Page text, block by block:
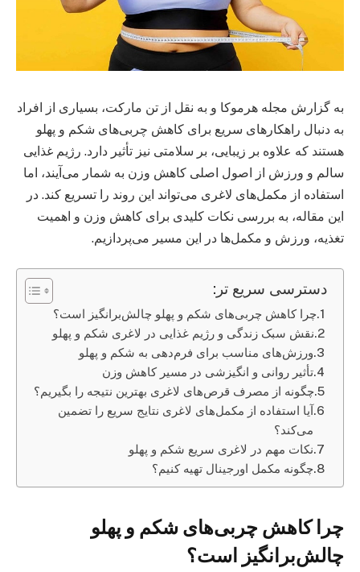
به گزارش مجله هرموکا و به نقل از تن مارکت، بسیاری از افراد
به دنبال راهکارهای سریع برای کاهش چربی‌های شکم و پهلو
هستند که علاوه بر زیبایی، بر سلامتی نیز تأثیر دارد. رژیم غذایی
سالم و ورزش از اصول اصلی کاهش وزن به شمار می‌آیند، اما
استفاده از مکمل‌های لاغری می‌تواند این روند را تسریع کند. در
این مقاله، به بررسی نکات کلیدی برای کاهش وزن و اهمیت
تغذیه، ورزش و مکمل‌ها در این مسیر می‌پردازیم.
دسترسی سریع تر:
چرا کاهش چربی‌های شکم و پهلو چالش‌برانگیز است؟
نقش سبک زندگی و رژیم غذایی در لاغری شکم و پهلو
ورزش‌های مناسب برای فرم‌دهی به شکم و پهلو
تأثیر روانی و انگیزشی در مسیر کاهش وزن
چگونه از مصرف قرص‌های لاغری بهترین نتیجه را بگیریم؟
آیا استفاده از مکمل‌های لاغری نتایج سریع را تضمین
می‌کند؟
نکات مهم در لاغری سریع شکم و پهلو
چگونه مکمل اورجینال تهیه کنیم؟
چرا کاهش چربی‌های شکم و پهلو
چالش‌برانگیز است؟